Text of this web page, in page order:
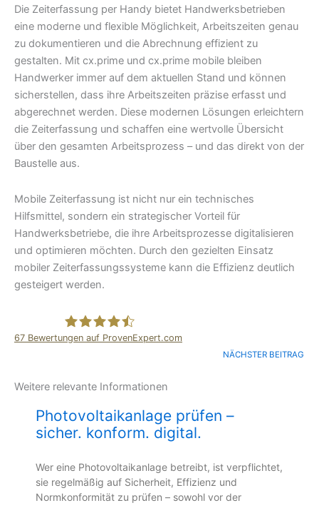
Die Zeiterfassung per Handy bietet Handwerksbetrieben
eine moderne und flexible Möglichkeit, Arbeitszeiten genau
zu dokumentieren und die Abrechnung effizient zu
gestalten. Mit cx.prime und cx.prime mobile bleiben
Handwerker immer auf dem aktuellen Stand und können
sicherstellen, dass ihre Arbeitszeiten präzise erfasst und
abgerechnet werden. Diese modernen Lösungen erleichtern
die Zeiterfassung und schaffen eine wertvolle Übersicht
über den gesamten Arbeitsprozess – und das direkt von der
Baustelle aus.
Mobile Zeiterfassung ist nicht nur ein technisches
Hilfsmittel, sondern ein strategischer Vorteil für
Handwerksbetriebe, die ihre Arbeitsprozesse digitalisieren
und optimieren möchten. Durch den gezielten Einsatz
mobiler Zeiterfassungssysteme kann die Effizienz deutlich
gesteigert werden.
67 Bewertungen auf ProvenExpert.com
NÄCHSTER BEITRAG
Weitere relevante Informationen
Photovoltaikanlage prüfen –
sicher. konform. digital.
Wer eine Photovoltaikanlage betreibt, ist verpflichtet,
sie regelmäßig auf Sicherheit, Effizienz und
Normkonformität zu prüfen – sowohl vor der